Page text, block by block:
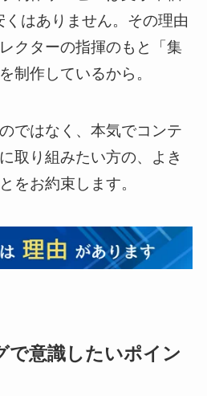
はありません。その理由
クターの指揮のもと「集
制作しているから。
ではなく、本気でコンテ
取り組みたい方の、よき
をお約束します。
で意識したいポイン